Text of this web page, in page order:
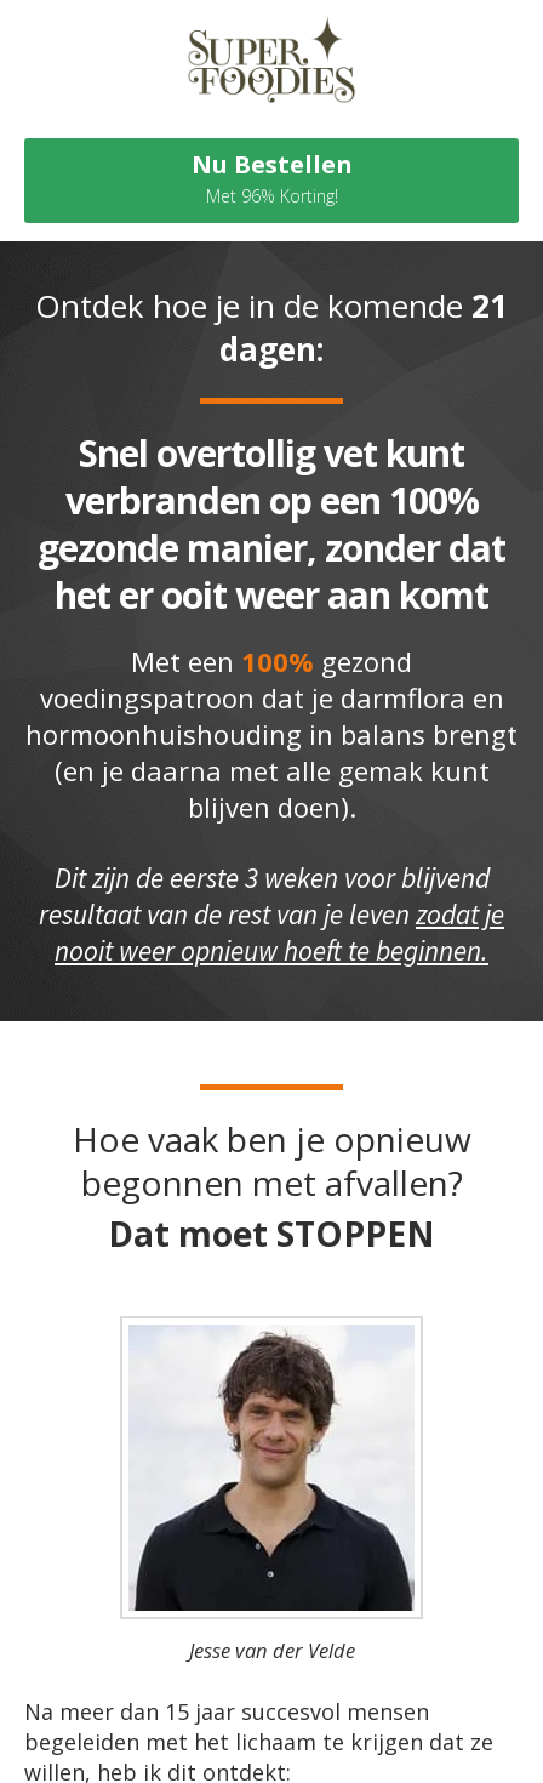
Nu Bestellen
Met 96% Korting!
Nu Bestellen
Met 96% Korting!
Ontdek hoe je in de komende 21
dagen:
Snel overtollig vet kunt
verbranden op een 100%
gezonde manier, zonder dat
het er ooit weer aan komt
Met een 100% gezond
voedingspatroon dat je darmflora en
hormoonhuishouding in balans brengt
(en je daarna met alle gemak kunt
blijven doen).
Dit zijn de eerste 3 weken voor blijvend
resultaat van de rest van je levenzodat je
nooit weer opnieuw hoeft te beginnen.
Hoe vaak ben je opnieuw
begonnen met afvallen?
Dat moet STOPPEN
Na meer dan 15 jaar succesvol mensen
begeleiden met het lichaam te krijgen dat ze
willen, heb ik dit ontdekt:
Jesse van der Velde